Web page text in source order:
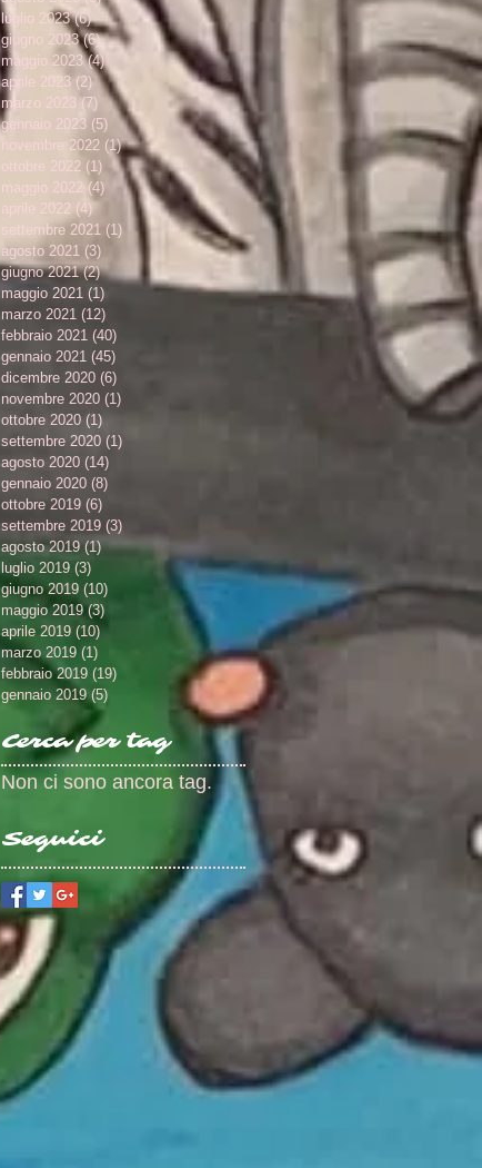
luglio 2023 (6)6 post
giugno 2023 (6)6 post
maggio 2023 (4)4 post
aprile 2023 (2) 2 post
marzo 2023 (7) 7 post
gennaio 2023 (5) 5 post
novembre 2022 (1)1 post
ottobre 2022 (1) 1 post
maggio 2022 (4) 4 post
aprile 2022 (4)
settembre 2021 (1) 1 post
agosto 2021 (3) 3 post
giugno 2021 (2)2 post
maggio 2021 (1)
marzo 2021 (12)
febbraio 2021 (40)
gennaio 2021 (45)
dicembre 2020 (6)
novembre 2020 (1)
ottobre 2020 (1)
settembre 2020 (1)
agosto 2020 (14)
gennaio 2020 (8)
ottobre 2019 (6)
settembre 2019 (3)
agosto 2019 (1)1 post
luglio 2019 (3)
giugno 2019 (10)
maggio 2019 (3)
aprile 2019 (10) 10 post
marzo 2019 (1)
febbraio 2019 (19)
gennaio 2019 (5)
Cerca per tag
Non ci sono ancora tag.
Seguici